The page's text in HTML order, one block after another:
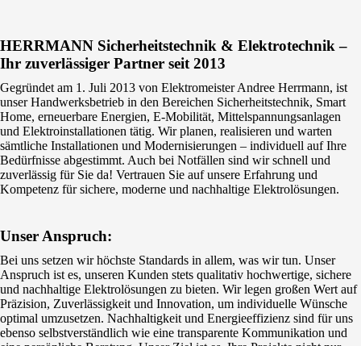
HERRMANN Sicherheitstechnik & Elektrotechnik –
Ihr zuverlässiger Partner seit 2013
Gegründet am 1. Juli 2013 von Elektromeister Andree Herrmann, ist
unser Handwerksbetrieb in den Bereichen Sicherheitstechnik, Smart
Home, erneuerbare Energien, E-Mobilität, Mittelspannungsanlagen
und Elektroinstallationen tätig. Wir planen, realisieren und warten
sämtliche Installationen und Modernisierungen – individuell auf Ihre
Bedürfnisse abgestimmt. Auch bei Notfällen sind wir schnell und
zuverlässig für Sie da! Vertrauen Sie auf unsere Erfahrung und
Kompetenz für sichere, moderne und nachhaltige Elektrolösungen.
Unser Anspruch:
Bei uns setzen wir höchste Standards in allem, was wir tun. Unser
Anspruch ist es, unseren Kunden stets qualitativ hochwertige, sichere
und nachhaltige Elektrolösungen zu bieten. Wir legen großen Wert auf
Präzision, Zuverlässigkeit und Innovation, um individuelle Wünsche
optimal umzusetzen. Nachhaltigkeit und Energieeffizienz sind für uns
ebenso selbstverständlich wie eine transparente Kommunikation und